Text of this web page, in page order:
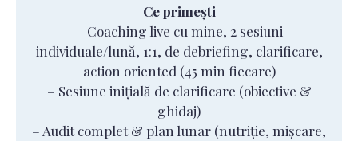
Ce primești
– Coaching live cu mine, 2 sesiuni
individuale/lună, 1:1, de debriefing, clarificare,
action oriented (45 min fiecare)
– Sesiune inițială de clarificare (obiective &
ghidaj)
– Audit complet & plan lunar (nutriție, mișcare,